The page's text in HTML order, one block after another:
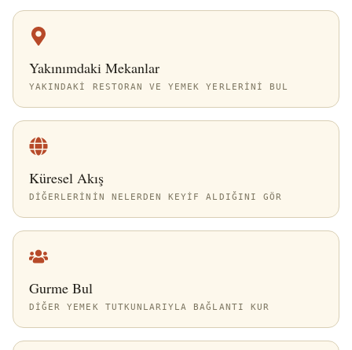
Yakınımdaki Mekanlar
YAKINDAKI RESTORAN VE YEMEK YERLERINI BUL
Küresel Akış
DIĞERLERININ NELERDEN KEYIF ALDIĞINI GÖR
Gurme Bul
DIĞER YEMEK TUTKUNLARIYLA BAĞLANTI KUR